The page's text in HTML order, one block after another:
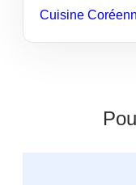
Cuisine